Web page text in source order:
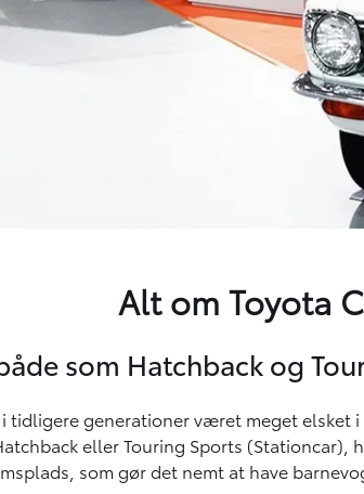
Alt om Toyota
som Hatchback og
generationer været meget elsket
eller Touring Sports
som gør det nemt at have